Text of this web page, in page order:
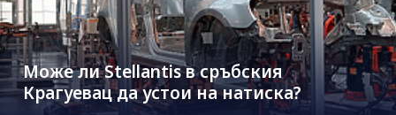
Може ли Stellantis в сръбския
Крагуевац да устои на натиска?